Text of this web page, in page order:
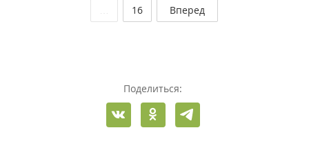
… 16 Вперед
Поделиться: